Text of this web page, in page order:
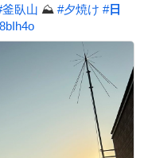
釜臥山 ⛰️ #夕焼け #日